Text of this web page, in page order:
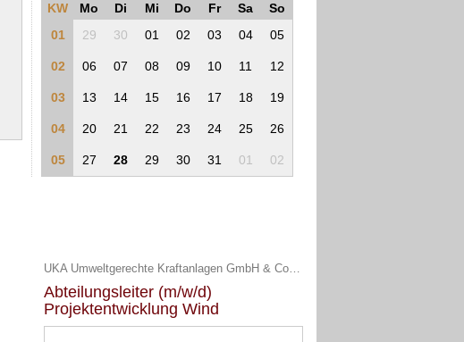
KW Mo Di Mi Do Fr Sa
So
01
29 30 01 02 03 04 05
02 06 07 08 09 10 11 12
03 13 14 15 16 17 18 19
04 20 21 22 23 24 25 26
05 27 28 29 30 31 01 02
UKA Umweltgerechte Kraftanlagen GmbH & Co. KG
Abteilungsleiter (m/w/d)
Projektentwicklung Wind